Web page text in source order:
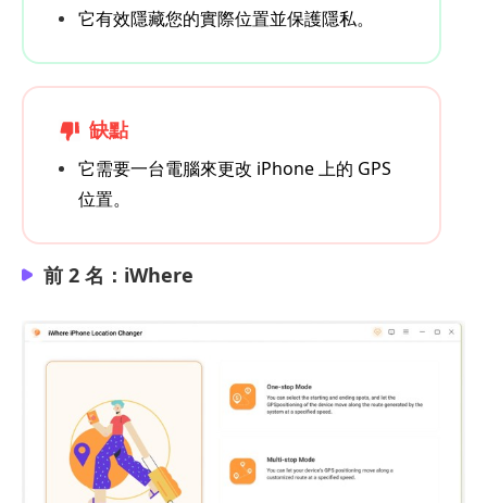
它有效隱藏您的實際位置並保護隱私。
缺點
它需要一台電腦來更改 iPhone 上的 GPS
位置。
前 2 名：iWhere